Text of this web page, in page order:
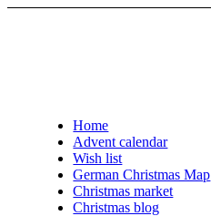
Home
Advent calendar
Wish list
German Christmas Map
Christmas market
Christmas blog